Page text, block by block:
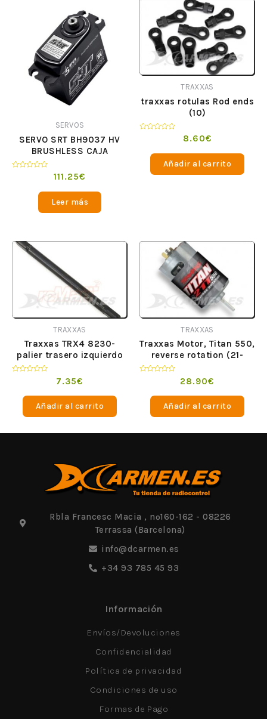
SERVOS
SERVO SRT BH9037 HV
BRUSHLESS CAJA
METALICA 37KG 0.13S.
-1/5
111.25€
Leer más
TRAXXAS
traxxas rotulas Rod ends
(10)
8.60€
Añadir al carrito
TRAXXAS
Traxxas TRX4 8230-
palier trasero izquierdo
7.35€
Añadir al carrito
TRAXXAS
Traxxas Motor, Titan 550,
reverse rotation (21-
turns/ 14 volts)
28.90€
Añadir al carrito
Rbla Francesc Macia , nº160-162 - 08226
Terrassa (Barcelona)
info@dcarmen.es
+34 93 785 45 93
Información
Envíos/Devoluciones
Confidencialidad
Política de privacidad
Condiciones de uso
Formas de Pago